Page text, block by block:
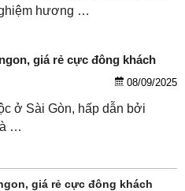
hương …
giá rẻ cực đông khách
08/09/2025
ở Sài Gòn, hấp dẫn bởi
…
giá rẻ cực đông khách